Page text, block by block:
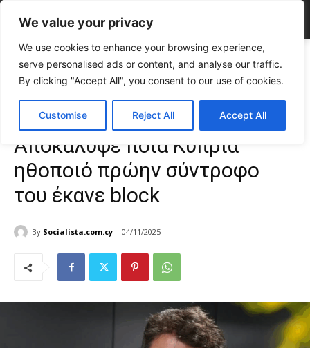
We value your privacy
We use cookies to enhance your browsing experience,
serve personalised ads or content, and analyse our traffic.
By clicking "Accept All", you consent to our use of cookies.
Customise Reject All Accept All
Home CELEBRITIES
Δημήτρης Αλεξάνδρου: Αποκάλυψε ποια
Κύπρια ηθοποιό πρώην σύντροφο του έκανε block
Δημήτρης Αλεξάνδρου:
Αποκάλυψε ποια Κύπρια
ηθοποιό πρώην σύντροφο
του έκανε block
By Socialista.com.cy 04/11/2025